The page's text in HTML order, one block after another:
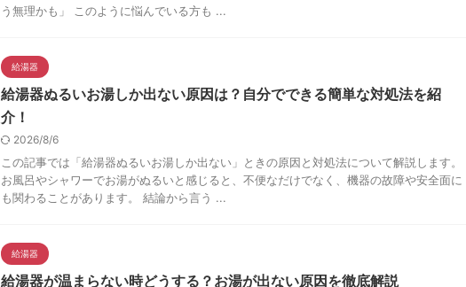
う無理かも」 このように悩んでいる方も ...
給湯器
給湯器ぬるいお湯しか出ない原因は？自分でできる簡単な対処法を紹
介！
2026/8/6
この記事では「給湯器ぬるいお湯しか出ない」ときの原因と対処法について解説します。
お風呂やシャワーでお湯がぬるいと感じると、不便なだけでなく、機器の故障や安全面に
も関わることがあります。 結論から言う ...
給湯器
給湯器が温まらない時どうする？お湯が出ない原因を徹底解説